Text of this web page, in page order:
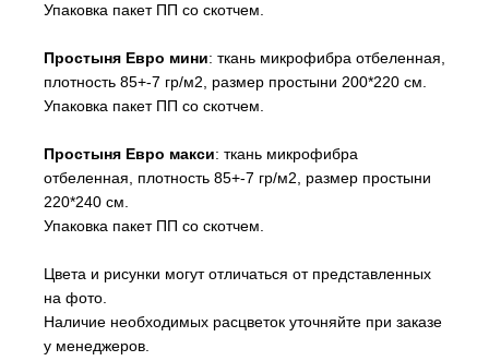
Упаковка пакет ПП со скотчем.
Простыня Евро мини: ткань микрофибра отбеленная,
плотность 85+-7 гр/м2, размер простыни 200*220 см.
Упаковка пакет ПП со скотчем.
Простыня Евро макси: ткань микрофибра
отбеленная, плотность 85+-7 гр/м2, размер простыни
220*240 см.
Упаковка пакет ПП со скотчем.
Цвета и рисунки могут отличаться от представленных
на фото.
Наличие необходимых расцветок уточняйте при заказе
у менеджеров.